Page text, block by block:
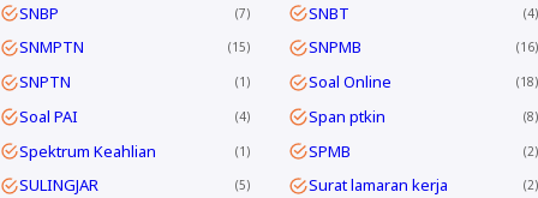
SNBP 7 SNBT 4
SNMPTN 15 SNPMB 16
SNPTN 1 Soal Online 18
Soal PAI 4 Span ptkin 8
Spektrum Keahlian 1 SPMB 2
SULINGJAR 5 Surat lamaran kerja 2